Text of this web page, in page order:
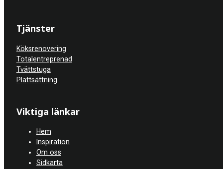
Tjänster
Köksrenovering
Totalentreprenad
Tvättstuga
Plattsättning
Viktiga länkar
Hem
Inspiration
Om oss
Sidkarta